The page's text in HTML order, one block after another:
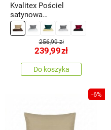
Kvalitex Pościel
satynowa
ciemnobrązowy/beżowy,
140 × 200 cm, 70 × 90
256,99 zł
239,99zł
Do koszyka
-6%